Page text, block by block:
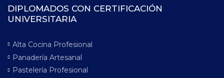
DIPLOMADOS CON CERTIFICACIÓN
UNIVERSITARIA
Alta Cocina Profesional
Panadería Artesanal
Pastelería Profesional